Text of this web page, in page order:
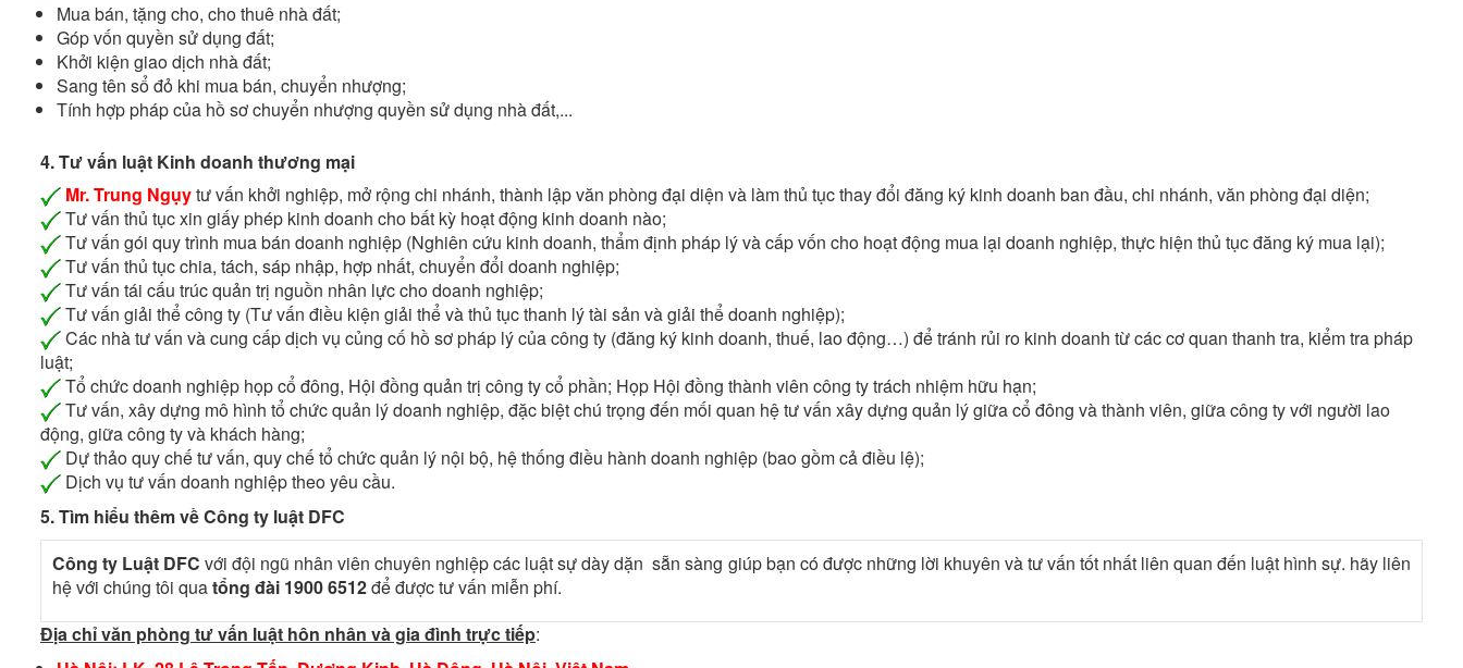
Mua bán, tặng cho, cho thuê nhà đất;
Góp vốn quyền sử dụng đất;
Khởi kiện giao dịch nhà đất;
Sang tên sổ đỏ khi mua bán, chuyển nhượng;
Tính hợp pháp của hồ sơ chuyển nhượng quyền sử dụng nhà đất,...
4. Tư vấn luật Kinh doanh thương mại
Mr. Trung Ngụytư vấn khởi nghiệp, mở rộng chi nhánh, thành lập văn phòng đại diện và làm thủ tục thay đổi đăng ký kinh doanh ban đầu, chi nhánh, văn phòng đại diện;
Tư vấn thủ tục xin giấy phép kinh doanh cho bất kỳ hoạt động kinh doanh nào;
Tư vấn gói quy trình mua bán doanh nghiệp (Nghiên cứu kinh doanh, thẩm định pháp lý và cấp vốn cho hoạt động mua lại doanh nghiệp, thực hiện thủ tục đăng ký mua lại);
Tư vấn thủ tục chia, tách, sáp nhập, hợp nhất, chuyển đổi doanh nghiệp;
Tư vấn tái cấu trúc quản trị nguồn nhân lực cho doanh nghiệp;
Tư vấn giải thể công ty (Tư vấn điều kiện giải thể và thủ tục thanh lý tài sản và giải thể doanh nghiệp);
Các nhà tư vấn và cung cấp dịch vụ củng cố hồ sơ pháp lý của công ty (đăng ký kinh doanh, thuế, lao động…) để tránh rủi ro kinh doanh từ các cơ quan thanh tra, kiểm tra pháp
luật;
Tổ chức doanh nghiệp họp cổ đông, Hội đồng quản trị công ty cổ phần; Họp Hội đồng thành viên công ty trách nhiệm hữu hạn;
Tư vấn, xây dựng mô hình tổ chức quản lý doanh nghiệp, đặc biệt chú trọng đến mối quan hệ tư vấn xây dựng quản lý giữa cổ đông và thành viên, giữa công ty với người lao
động, giữa công ty và khách hàng;
Dự thảo quy chế tư vấn, quy chế tổ chức quản lý nội bộ, hệ thống điều hành doanh nghiệp (bao gồm cả điều lệ);
Dịch vụ tư vấn doanh nghiệp theo yêu cầu.
5. Tìm hiểu thêm về Công ty luật DFC
Công ty Luật DFC với đội ngũ nhân viên chuyên nghiệp các luật sự dày dặn sẵn sàng giúp bạn có được những lời khuyên và tư vấn tốt nhất liên quan đến luật hình sự. hãy liên
hệ với chúng tôi quatổng đài 1900 6512để được tư vấn miễn phí.
Địa chỉ văn phòng tư vấn luật hôn nhân và gia đình trực tiếp: